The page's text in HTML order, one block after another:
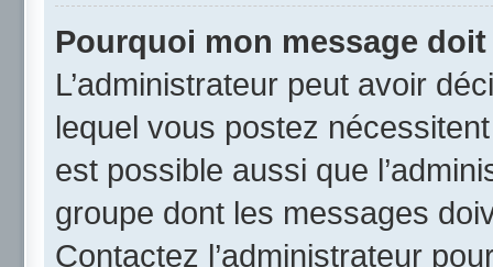
Pourquoi mon message
L’administrateur peut avoir
lequel vous postez
est possible aussi que
groupe dont les messages
Contactez l’administrateur